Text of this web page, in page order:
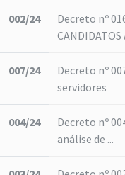
002/24
Decreto nº
CANDIDATOS
007/24
Decreto nº
servidores
004/24
Decreto nº
análise de ...